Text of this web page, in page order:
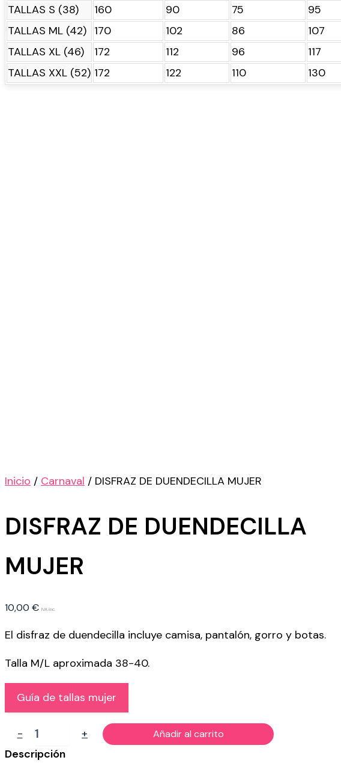
TALLAS S (38)
160 90 75
95
TALLAS ML (42) 170 102 86
107
TALLAS XL (46)
172 112 96
117
TALLAS XXL (52) 172 122 110 130
Inicio / Carnaval / DISFRAZ DE DUENDECILLA MUJER
DISFRAZ DE DUENDECILLA
MUJER
10,00 € IVA inc.
El disfraz de duendecilla incluye camisa, pantalón, gorro y botas.
Talla M/L aproximada 38-40.
Guía de tallas mujer
-
DISFRAZ
DUENDECILLA
+ Añadir al carrito
Descripción